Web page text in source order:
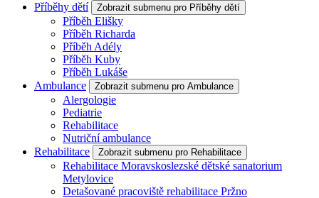
Příběhy dětí
Zobrazit submenu pro Příběhy dětí
Příběh Elišky
Příběh Richarda
Příběh Adély
Příběh Kuby
Příběh Lukáše
Ambulance
Zobrazit submenu pro Ambulance
Alergologie
Pediatrie
Rehabilitace
Nutriční ambulance
Rehabilitace
Zobrazit submenu pro Rehabilitace
Rehabilitace Moravskoslezské dětské sanatorium
Metylovice
Detašované pracoviště rehabilitace Pržno